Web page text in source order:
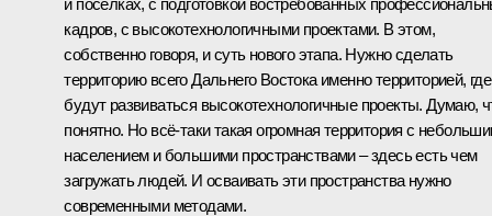
кадров, с высокотехнологичными проектами. В этом,
собственно говоря, и суть нового этапа. Нужно сделать
территорию всего Дальнего Востока именно территорией, где
будут развиваться высокотехнологичные проекты. Думаю,
понятно. Но всё-таки такая огромная территория с
населением и большими пространствами – здесь есть чем
загружать людей. И осваивать эти пространства нужно
современными методами.